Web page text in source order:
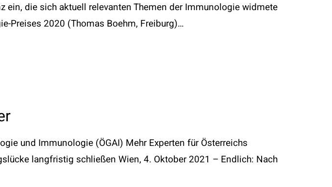
die sich aktuell relevanten Themen der Immunologie widmete
Preises 2020 (Thomas Boehm, Freiburg)…
und Immunologie (ÖGAI) Mehr Experten für Österreichs
langfristig schließen Wien, 4. Oktober 2021 – Endlich: Nach